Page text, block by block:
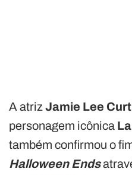
A atrizJamie Lee
personagem icônica
também confirmou o
Halloween Ends